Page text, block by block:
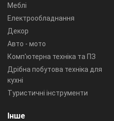
Меблі
Електрообладнання
Декор
Авто - мото
Комп'ютерна техніка та ПЗ
Дрібна побутова техніка для
кухні
Туристичні інструменти
Інше